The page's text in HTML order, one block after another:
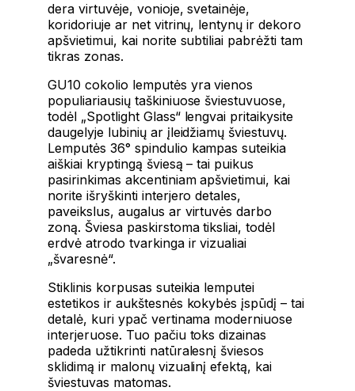
dera virtuvėje, vonioje, svetainėje,
koridoriuje ar net vitrinų, lentynų ir dekoro
apšvietimui, kai norite subtiliai pabrėžti tam
tikras zonas.
GU10 cokolio lemputės yra vienos
populiariausių taškiniuose šviestuvuose,
todėl „Spotlight Glass“ lengvai pritaikysite
daugelyje lubinių ar įleidžiamų šviestuvų.
Lemputės 36° spindulio kampas suteikia
aiškiai kryptingą šviesą – tai puikus
pasirinkimas akcentiniam apšvietimui, kai
norite išryškinti interjero detales,
paveikslus, augalus ar virtuvės darbo
zoną. Šviesa paskirstoma tiksliai, todėl
erdvė atrodo tvarkinga ir vizualiai
„švaresnė“.
Stiklinis korpusas suteikia lemputei
estetikos ir aukštesnės kokybės įspūdį – tai
detalė, kuri ypač vertinama moderniuose
interjeruose. Tuo pačiu toks dizainas
padeda užtikrinti natūralesnį šviesos
sklidimą ir malonų vizualinį efektą, kai
šviestuvas matomas.